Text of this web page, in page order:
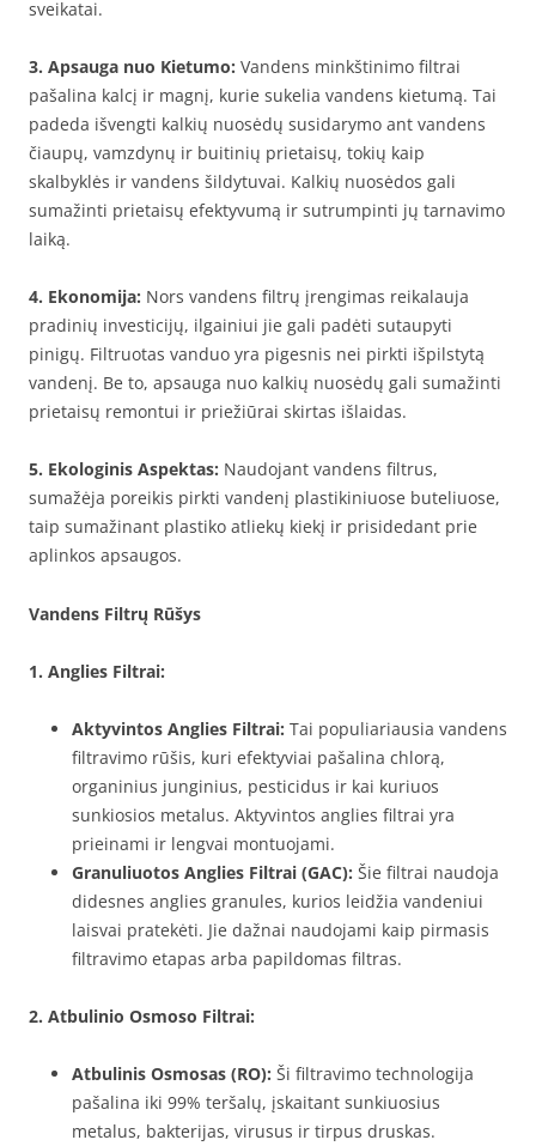
sveikatai.
3. Apsauga nuo Kietumo: Vandens minkštinimo filtrai
pašalina kalcį ir magnį, kurie sukelia vandens kietumą. Tai
padeda išvengti kalkių nuosėdų susidarymo ant vandens
čiaupų, vamzdynų ir buitinių prietaisų, tokių kaip
skalbyklės ir vandens šildytuvai. Kalkių nuosėdos gali
sumažinti prietaisų efektyvumą ir sutrumpinti jų tarnavimo
laiką.
4. Ekonomija: Nors vandens filtrų įrengimas reikalauja
pradinių investicijų, ilgainiui jie gali padėti sutaupyti
pinigų. Filtruotas vanduo yra pigesnis nei pirkti išpilstytą
vandenį. Be to, apsauga nuo kalkių nuosėdų gali sumažinti
prietaisų remontui ir priežiūrai skirtas išlaidas.
5. Ekologinis Aspektas: Naudojant vandens filtrus,
sumažėja poreikis pirkti vandenį plastikiniuose buteliuose,
taip sumažinant plastiko atliekų kiekį ir prisidedant prie
aplinkos apsaugos.
Vandens Filtrų Rūšys
1. Anglies Filtrai:
Aktyvintos Anglies Filtrai: Tai populiariausia vandens
filtravimo rūšis, kuri efektyviai pašalina chlorą,
organinius junginius, pesticidus ir kai kuriuos
sunkiosios metalus. Aktyvintos anglies filtrai yra
prieinami ir lengvai montuojami.
Granuliuotos Anglies Filtrai (GAC): Šie filtrai naudoja
didesnes anglies granules, kurios leidžia vandeniui
laisvai pratekėti. Jie dažnai naudojami kaip pirmasis
filtravimo etapas arba papildomas filtras.
2. Atbulinio Osmoso Filtrai:
Atbulinis Osmosas (RO): Ši filtravimo technologija
pašalina iki 99% teršalų, įskaitant sunkiuosius
metalus, bakterijas, virusus ir tirpus druskas.